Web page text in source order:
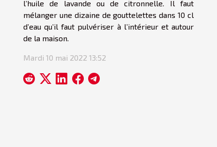
l’huile de lavande ou de citronnelle. Il faut
mélanger une dizaine de gouttelettes dans 10 cl
d’eau qu’il faut pulvériser à l’intérieur et autour
de la maison.
Mardi 10 mai 2022 13:52